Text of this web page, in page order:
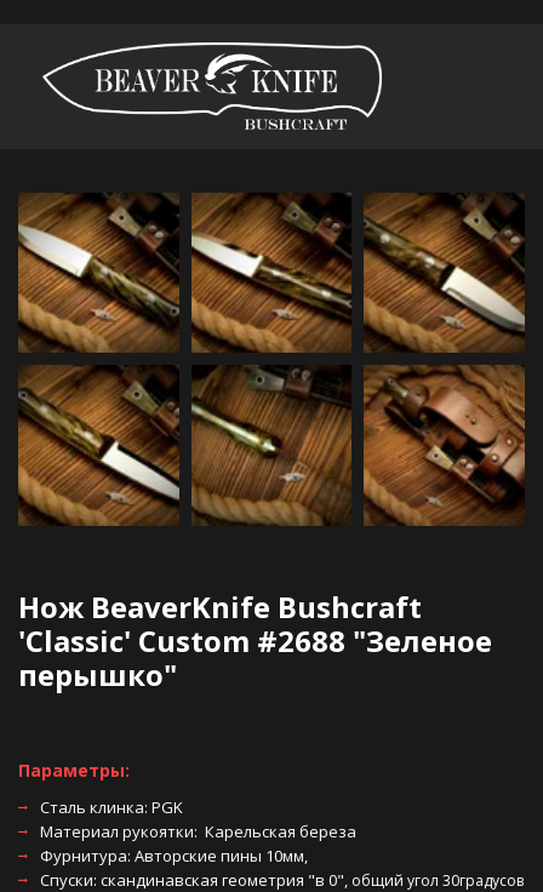
Нож BeaverKnife Bushcraft
'Classic' Custom #2688 "Зеленое
перышко"
Параметры:
Сталь клинка: PGK
Материал рукоятки:  Карельская береза
Фурнитура: Авторские пины 10мм,
Спуски: скандинавская геометрия "в 0", общий угол 30градусов